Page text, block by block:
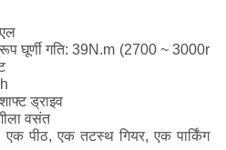
घूर्णी गति: 39N.m (2700 ~ 3000r
ड्राइव
वसंत
पीठ, एक तटस्थ गियर, एक पार्किंग